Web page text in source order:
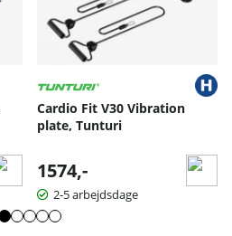
Cardio Fit V30 Vibration
plate, Tunturi
1574,-
2-5 arbejdsdage